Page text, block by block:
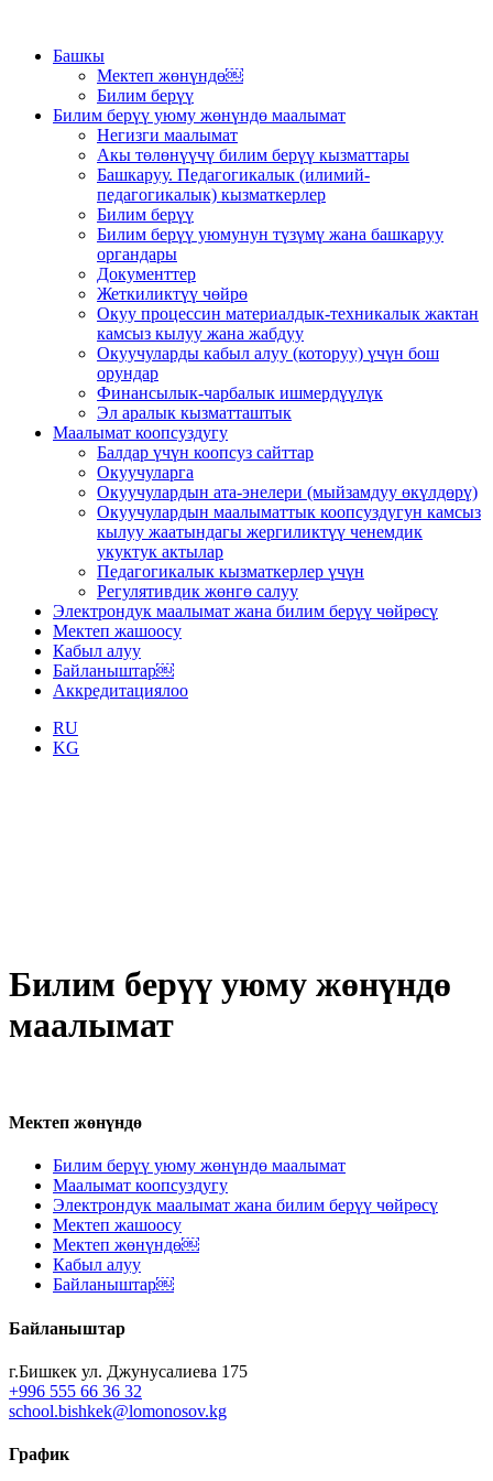
Башкы
Мектеп жөнүндө￼
Билим берүү
Билим берүү уюму жөнүндө маалымат
Негизги маалымат
Акы төлөнүүчү билим берүү кызматтары
Башкаруу. Педагогикалык (илимий-
педагогикалык) кызматкерлер
Билим берүү
Билим берүү уюмунун түзүмү жана башкаруу
органдары
Документтер
Жеткиликтүү чөйрө
Окуу процессин материалдык-техникалык жактан
камсыз кылуу жана жабдуу
Окуучуларды кабыл алуу (которуу) үчүн бош
орундар
Финансылык-чарбалык ишмердүүлүк
Эл аралык кызматташтык
Маалымат коопсуздугу
Балдар үчүн коопсуз сайттар
Окуучуларга
Окуучулардын ата-энелери (мыйзамдуу өкүлдөрү)
Окуучулардын маалыматтык коопсуздугун камсыз
кылуу жаатындагы жергиликтүү ченемдик
укуктук актылар
Педагогикалык кызматкерлер үчүн
Регулятивдик жөнгө салуу
Электрондук маалымат жана билим берүү чөйрөсү
Мектеп жашоосу
Кабыл алуу
Байланыштар￼
Аккредитациялоо
RU
KG
Билим берүү уюму жөнүндө
маалымат
Мектеп жөнүндө
Билим берүү уюму жөнүндө маалымат
Маалымат коопсуздугу
Электрондук маалымат жана билим берүү чөйрөсү
Мектеп жашоосу
Мектеп жөнүндө￼
Кабыл алуу
Байланыштар￼
Байланыштар
г.Бишкек ул. Джунусалиева 175
+996 555 66 36 32
school.bishkek@lomonosov.kg
График